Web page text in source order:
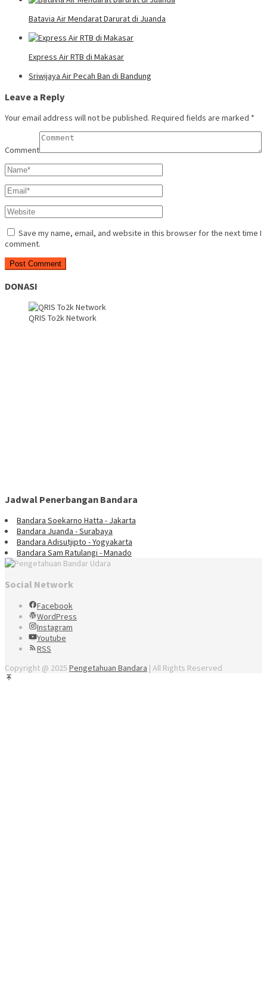
Batavia Air Mendarat Darurat di Juanda
Express Air RTB di Makasar
Sriwijaya Air Pecah Ban di Bandung
Leave a Reply
Your email address will not be published. Required fields are marked *
Comment
Save my name, email, and website in this browser for the next time I
comment.
DONASI
QRIS To2k Network
Jadwal Penerbangan Bandara
Bandara Soekarno Hatta - Jakarta
Bandara Juanda - Surabaya
Bandara Adisutjipto - Yogyakarta
Bandara Sam Ratulangi - Manado
Social Network
Facebook
WordPress
Instagram
Youtube
RSS
Copyright @ 2025 Pengetahuan Bandara | All Rights Reserved